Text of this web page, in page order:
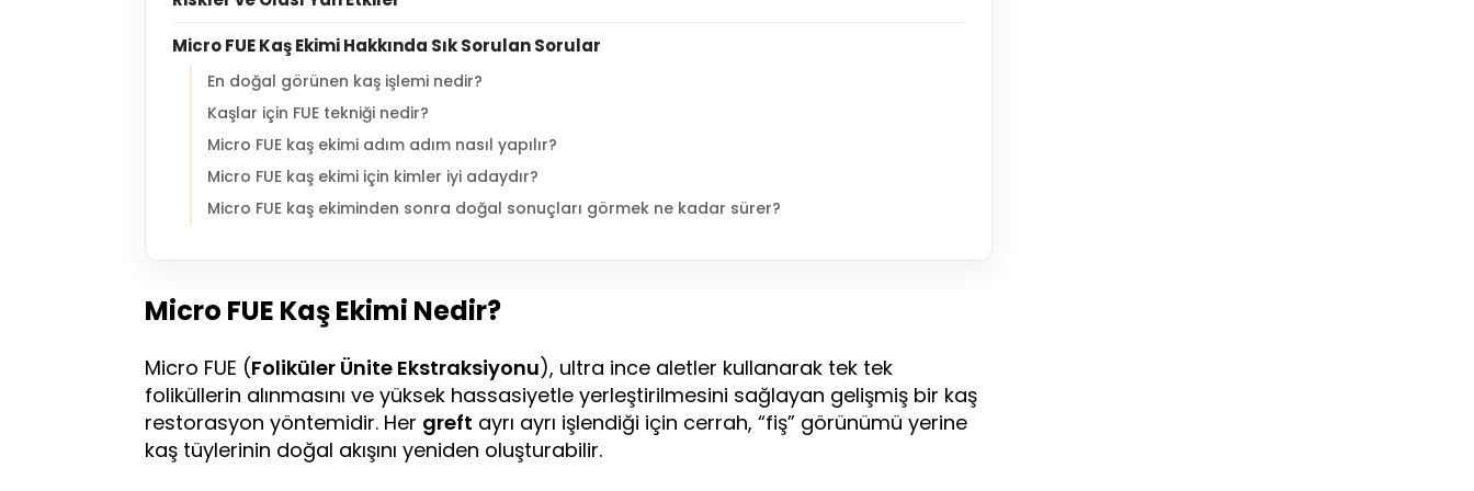
Micro FUE Kaş Ekimi Hakkında Sık Sorulan Sorular
En doğal görünen kaş işlemi nedir?
Kaşlar için FUE tekniği nedir?
Micro FUE kaş ekimi adım adım nasıl yapılır?
Micro FUE kaş ekimi için kimler iyi adaydır?
Micro FUE kaş ekiminden sonra doğal sonuçları görmek ne kadar sürer?
Micro FUE Kaş Ekimi Nedir?
Micro FUE (Foliküler Ünite Ekstraksiyonu), ultra ince aletler kullanarak tek tek
foliküllerin alınmasını ve yüksek hassasiyetle yerleştirilmesini sağlayan gelişmiş bir kaş
restorasyon yöntemidir. Her greft ayrı ayrı işlendiği için cerrah, “fiş” görünümü yerine
kaş tüylerinin doğal akışını yeniden oluşturabilir.